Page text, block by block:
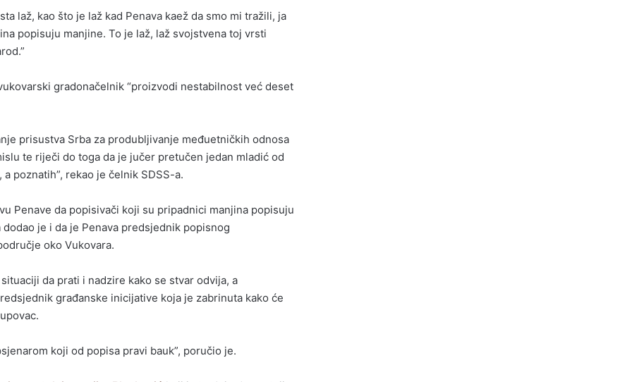
laž, kao što je laž kad Penava kaež da smo mi tražili, ja
popisuju manjine. To je laž, laž svojstvena toj vrsti
gradonačelnik “proizvodi nestabilnost već deset
prisustva Srba za produbljivanje međuetničkih odnosa
te riječi do toga da je jučer pretučen jedan mladić od
poznatih”, rekao je čelnik SDSS-a.
Penave da popisivači koji su pripadnici manjina popisuju
je i da je Penava predsjednik popisnog
oko Vukovara.
da prati i nadzire kako se stvar odvija, a
građanske inicijative koja je zabrinuta kako će
koji od popisa pravi bauk”, poručio je.